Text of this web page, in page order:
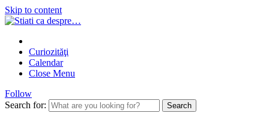
Skip to content
Curiozităţi
Calendar
Close Menu
Follow
Search for: